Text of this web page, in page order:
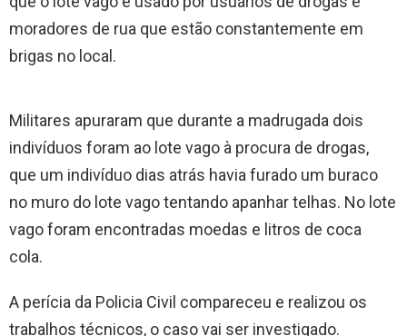
moradores de rua que estão constantemente em
brigas no local.
Militares apuraram que durante a madrugada dois
indivíduos foram ao lote vago à procura de drogas,
que um indivíduo dias atrás havia furado um buraco
no muro do lote vago tentando apanhar telhas. No lote
vago foram encontradas moedas e litros de coca
cola.
A perícia da Policia Civil compareceu e realizou os
trabalhos técnicos, o caso vai ser investigado.